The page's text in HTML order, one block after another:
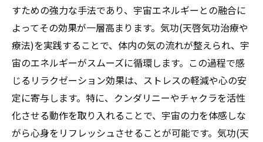
すための強力な手法であり、宇宙エネルギーとの融合に
よってその効果が一層高まります。気功(天啓気功治療や
療法)を実践することで、体内の気の流れが整えられ、宇
宙のエネルギーがスムーズに循環します。この過程で感
じるリラクゼーション効果は、ストレスの軽減や心の安
定に寄与します。特に、クンダリニーやチャクラを活性
化させる動作を取り入れることで、宇宙の力を体感しな
がら心身をリフレッシュさせることが可能です。気功(天